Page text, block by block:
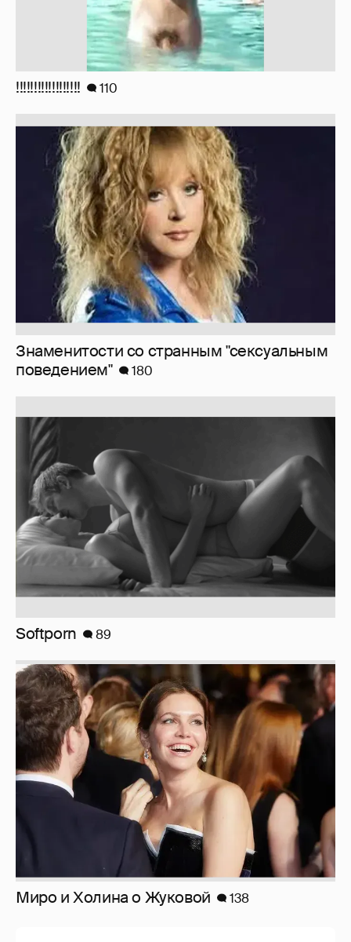
Знаменитости со странным "сексуальным
поведением"
180
Softporn
Миро и Холина о Жуковой 138